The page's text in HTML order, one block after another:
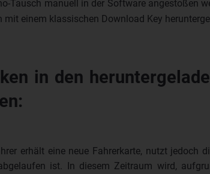
Tausch manuell in der Software angestoßen
mit einem klassischen Download Key
in den
erhält eine neue Fahrerkarte, nutzt jedoch
ist. In diesem Zeitraum wird,